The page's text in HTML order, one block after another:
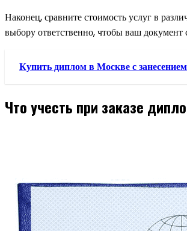
Наконец, сравните стоимость услуг в
выбору ответственно, чтобы ваш документ
Купить диплом в Москве с
Что учесть при заказе